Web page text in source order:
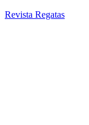
Revista Regatas